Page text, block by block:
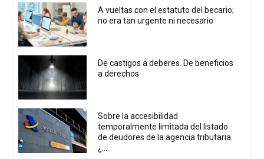
A vueltas con el estatuto del becario;
no era tan urgente ni necesario
De castigos a deberes. De beneficios
a derechos
Sobre la accesibilidad
temporalmente limitada del listado
de deudores de la agencia tributaria.
¿...